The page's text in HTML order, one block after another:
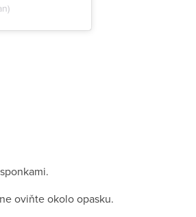
oviňte okolo opasku.